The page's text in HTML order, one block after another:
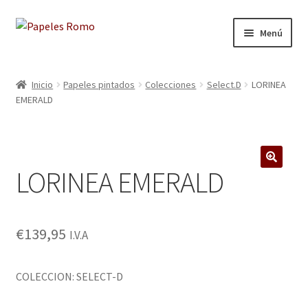
Ir
navegación
Ir
Menú
Aviso legal
Carrito
Donde Estamos
Inicio Papeles pintados Colecciones Select.D
LORINEA
EMERALD
LORINEA EMERALD
€139,95 I.V.A
COLECCION: SELECT-D